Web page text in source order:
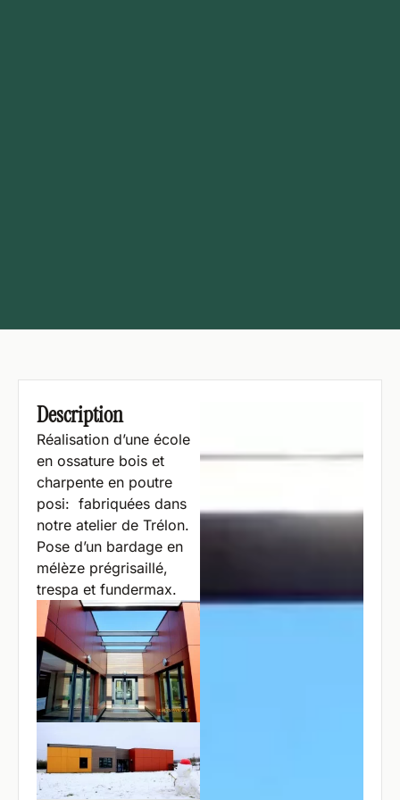
Description
Réalisation d’une école
en ossature bois et
charpente en poutre
posi: fabriquées dans
notre atelier de Trélon.
Pose d’un bardage en
mélèze prégrisaillé,
trespa et fundermax.